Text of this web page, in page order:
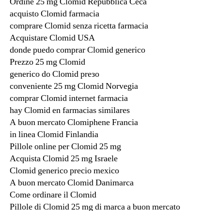
acquisto Clomid farmacia
comprare Clomid senza ricetta farmacia
Acquistare Clomid USA
donde puedo comprar Clomid generico
Prezzo 25 mg Clomid
generico do Clomid preзo
conveniente 25 mg Clomid Norvegia
comprar Clomid internet farmacia
hay Clomid en farmacias similares
A buon mercato Clomiphene Francia
in linea Clomid Finlandia
Pillole online per Clomid 25 mg
Acquista Clomid 25 mg Israele
Clomid generico precio mexico
A buon mercato Clomid Danimarca
Come ordinare il Clomid
Pillole di Clomid 25 mg di marca a buon mercato